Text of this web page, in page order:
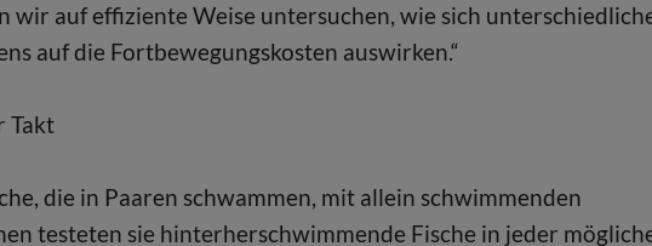
wir auf effiziente Weise untersuchen, wie sich
auf die Fortbewegungskosten auswirken.“
Takt
die in Paaren schwammen, mit allein schwimmenden
testeten sie hinterherschwimmende Fische in jeder